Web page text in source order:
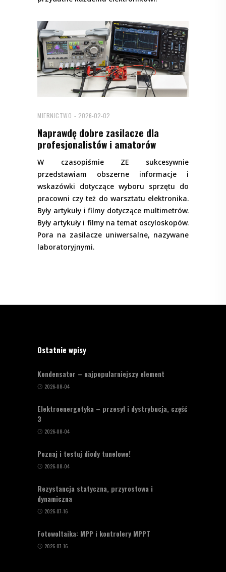
MIERNICTWO 2026-02-02
Naprawdę dobre zasilacze dla
profesjonalistów i amatorów
W czasopiśmie ZE sukcesywnie
przedstawiam obszerne informacje i
wskazówki dotyczące wyboru sprzętu do
pracowni czy też do warsztatu elektronika.
Były artykuły i filmy dotyczące multimetrów.
Były artykuły i filmy na temat oscyloskopów.
Pora na zasilacze uniwersalne, nazywane
laboratoryjnymi.
Ostatnie wpisy
Kondensator – najpopularniejszy element
2026-08-04
Elektroenergetyka – przesył i dystrybucja, część
3
2026-08-04
Poznaj i testuj diody tunelowe!
2026-08-04
Rezystancja statyczna, przyrostowa i
dynamiczna
2026-07-16
Fotowoltaika: MPP i kontrolery MPPT
2026-07-16